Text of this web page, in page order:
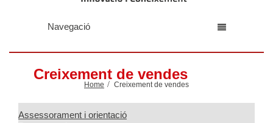
Navegació
Creixement de vendes
Home Creixement de vendes
Assessorament i orientació